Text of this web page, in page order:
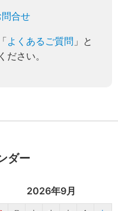
合せ
よくあるご質問 」と
ださい。
ダー
2026年9月